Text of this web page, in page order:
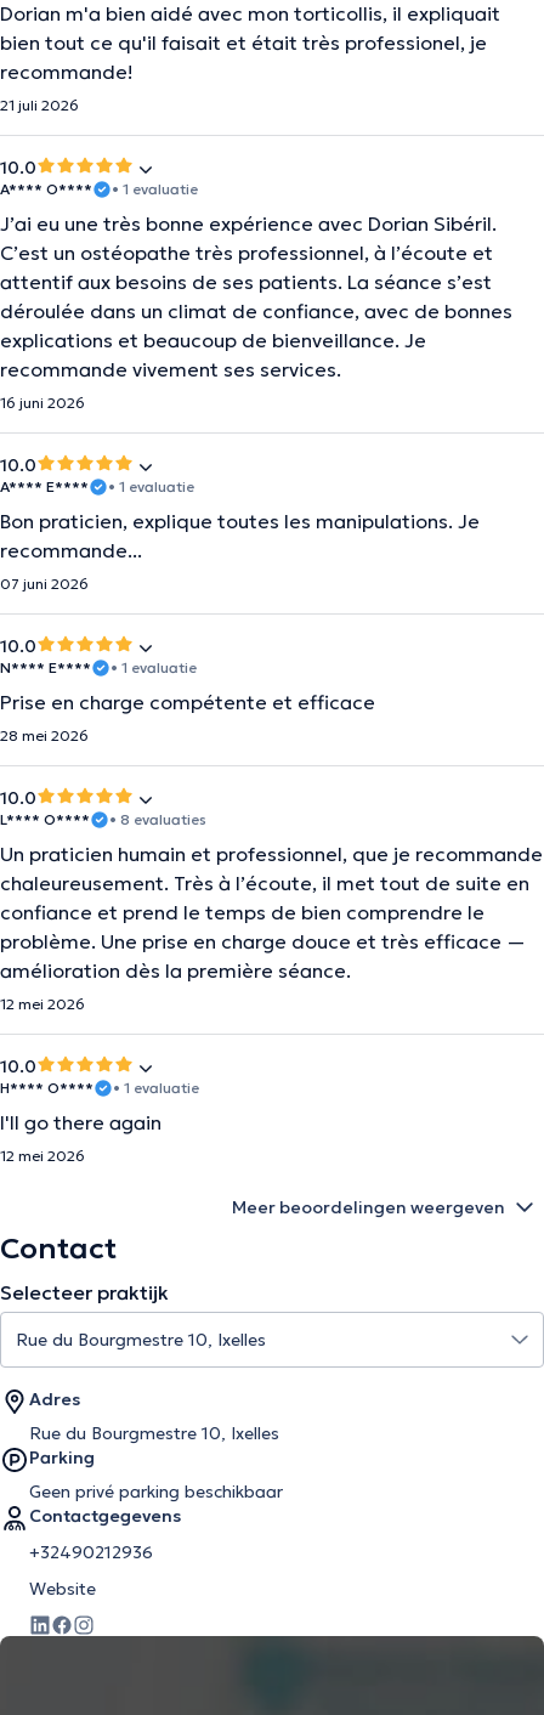
Dorian m'a bien aidé avec mon torticollis, il expliquait
bien tout ce qu'il faisait et était très professionel, je
recommande!
21 juli 2026
10.0
A**** O**** • 1 evaluatie
J’ai eu une très bonne expérience avec Dorian Sibéril.
C’est un ostéopathe très professionnel, à l’écoute et
attentif aux besoins de ses patients. La séance s’est
déroulée dans un climat de confiance, avec de bonnes
explications et beaucoup de bienveillance. Je
recommande vivement ses services.
16 juni 2026
10.0
A**** E**** • 1 evaluatie
Bon praticien, explique toutes les manipulations. Je
recommande...
07 juni 2026
10.0
N**** E**** • 1 evaluatie
Prise en charge compétente et efficace
28 mei 2026
10.0
L**** O**** • 8 evaluaties
Un praticien humain et professionnel, que je recommande
chaleureusement. Très à l’écoute, il met tout de suite en
confiance et prend le temps de bien comprendre le
problème. Une prise en charge douce et très efficace —
amélioration dès la première séance.
12 mei 2026
10.0
H**** O**** • 1 evaluatie
I'll go there again
12 mei 2026
Meer beoordelingen weergeven
Contact
Selecteer praktijk
Adres
Rue du Bourgmestre 10, Ixelles
Parking
Geen privé parking beschikbaar
Contactgegevens
+32490212936
Website